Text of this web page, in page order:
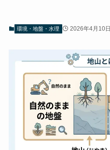
環境・地盤・水理 2026年4月10日